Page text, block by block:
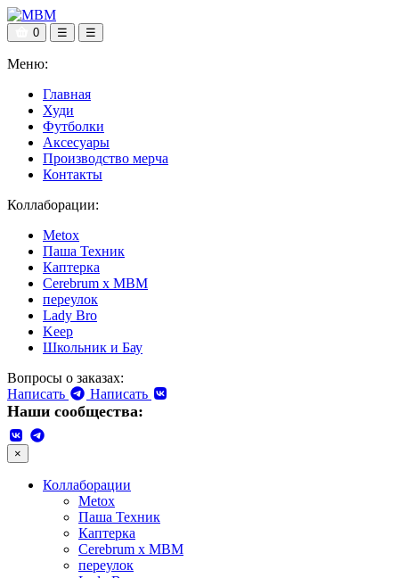
0 ☰ ☰
Меню:
Главная
Худи
Футболки
Аксесуары
Производство мерча
Контакты
Коллаборации:
Metox
Паша Техник
Каптерка
Cerebrum x MBM
переулок
Lady Bro
Keep
Школьник и Бау
Вопросы о заказах:
Написать
Написать
Наши сообщества:
×
Коллаборации
Metox
Паша Техник
Каптерка
Cerebrum x MBM
переулок